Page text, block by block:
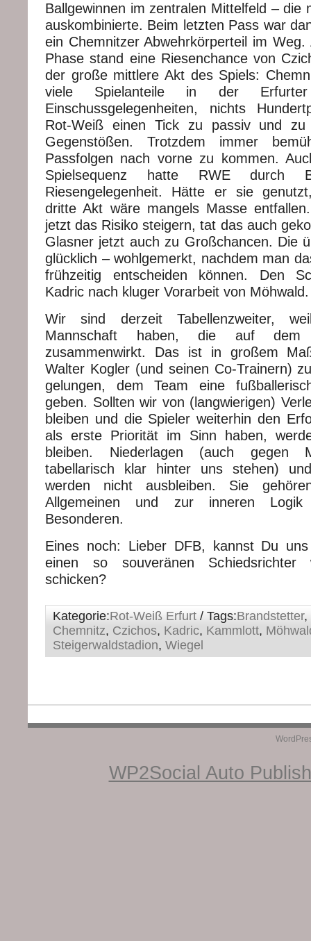
Ballgewinnen im zentralen Mittelfeld – die
auskombinierte. Beim letzten Pass war
ein Chemnitzer Abwehrkörperteil im
Phase stand eine Riesenchance von
der große mittlere Akt des Spiels:
viele Spielanteile in der
Einschussgelegenheiten, nichts
Rot-Weiß einen Tick zu passiv und
Gegenstößen. Trotzdem immer
Passfolgen nach vorne zu kommen.
Spielsequenz hatte RWE durch
Riesengelegenheit. Hätte er sie
dritte Akt wäre mangels Masse
jetzt das Risiko steigern, tat das auch
Glasner jetzt auch zu Großchancen. Die
glücklich – wohlgemerkt, nachdem man
frühzeitig entscheiden können. Den
Kadric nach kluger Vorarbeit von Möhwald.
Wir sind derzeit Tabellenzweiter,
Mannschaft haben, die auf dem
zusammenwirkt. Das ist in großem
Walter Kogler (und seinen Co-Trainern)
gelungen, dem Team eine
geben. Sollten wir von (langwierigen)
bleiben und die Spieler weiterhin den
als erste Priorität im Sinn haben,
bleiben. Niederlagen (auch gegen
tabellarisch klar hinter uns stehen)
werden nicht ausbleiben. Sie
Allgemeinen und zur inneren
Besonderen.
Eines noch: Lieber DFB, kannst Du
einen so souveränen
schicken?
Kategorie:Rot-Weiß Erfurt / Tags:Brandstetter,
Chemnitz, Czichos, Kadric, Kammlott,
Steigerwaldstadion, Wiegel
WP2Social Auto Publish